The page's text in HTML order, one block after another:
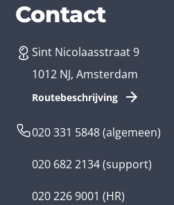
Diensten
App laten maken
Branches
Bedrijfsapp
Contact
Sint Nicolaasstraat 9
1012 NJ, Amsterdam
Routebeschrijving
020 331 5848(algemeen)
020 682 2134(support)
020 226 9001 (HR)